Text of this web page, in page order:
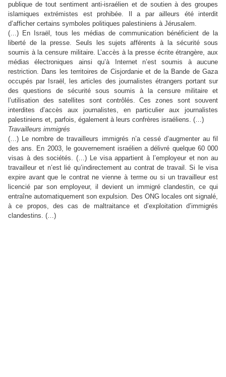
publique de tout sentiment anti-israélien et de soutien à des groupes
islamiques extrémistes est prohibée. Il a par ailleurs été interdit
d’afficher certains symboles politiques palestiniens à Jérusalem.
(…) En Israël, tous les médias de communication bénéficient de la
liberté de la presse. Seuls les sujets afférents à la sécurité sous
soumis à la censure militaire. L’accès à la presse écrite étrangère, aux
médias électroniques ainsi qu’à Internet n’est soumis à aucune
restriction. Dans les territoires de Cisjordanie et de la Bande de Gaza
occupés par Israël, les articles des journalistes étrangers portant sur
des questions de sécurité sous soumis à la censure militaire et
l’utilisation des satellites sont contrôlés. Ces zones sont souvent
interdites d’accès aux journalistes, en particulier aux journalistes
palestiniens et, parfois, également à leurs confrères israéliens. (…)
Travailleurs immigrés
(…) Le nombre de travailleurs immigrés n’a cessé d’augmenter au fil
des ans. En 2003, le gouvernement israélien a délivré quelque 60 000
visas à des sociétés. (…) Le visa appartient à l’employeur et non au
travailleur et n’est lié qu’indirectement au contrat de travail. Si le visa
expire avant que le contrat ne vienne à terme ou si un travailleur est
licencié par son employeur, il devient un immigré clandestin, ce qui
entraîne automatiquement son expulsion. Des ONG locales ont signalé,
à ce propos, des cas de maltraitance et d’exploitation d’immigrés
clandestins. (…)